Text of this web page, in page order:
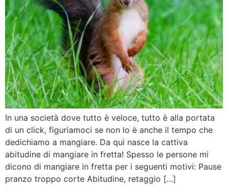
In una società dove tutto è veloce, tutto è alla portata
di un click, figuriamoci se non lo è anche il tempo che
dedichiamo a mangiare. Da qui nasce la cattiva
abitudine di mangiare in fretta! Spesso le persone mi
dicono di mangiare in fretta per i seguenti motivi: Pause
pranzo troppo corte Abitudine, retaggio […]